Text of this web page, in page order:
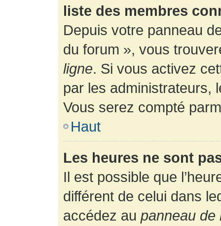
liste des membres
Depuis votre panneau
du forum », vous
ligne. Si vous activez
par les administrateurs,
Vous serez compté
Haut
Les heures ne sont
Il est possible que
différent de celui dans
accédez au panneau de